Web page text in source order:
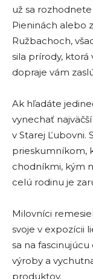
už sa
Pieninách alebo
Ružbachoch,
sila prírody, ktorá
dopraje vám
Ak hľadáte
vynechať
v Starej Ľubovni.
prieskumníkom,
chodníkmi, kým
celú rodinu je
Milovníci
svoje v expozícii
sa na
výroby a
produktov.